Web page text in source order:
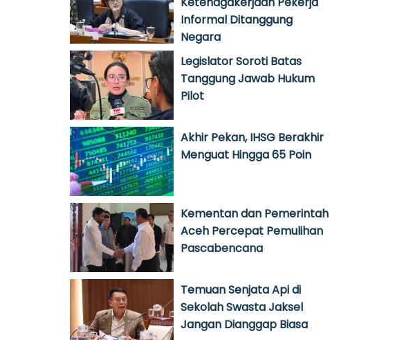
Informal Ditanggung
Negara
Legislator Soroti Batas
Tanggung Jawab Hukum
Pilot
Akhir Pekan, IHSG Berakhir
Menguat Hingga 65 Poin
Kementan dan Pemerintah
Aceh Percepat Pemulihan
Pascabencana
Temuan Senjata Api di
Sekolah Swasta Jaksel
Jangan Dianggap Biasa